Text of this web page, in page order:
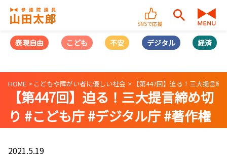
SNSで応援
表現自由 こども 不安 デジタル 経済
HOME こどもや障がい者に優しい社会 【第447回】迫る！三大提言
【第447回】迫る！三大提言締め切
り #こども庁 #デジタル庁 #著作権
（2021/05/19）
2021.5.19